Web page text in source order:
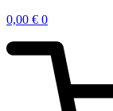
0,00 € 0